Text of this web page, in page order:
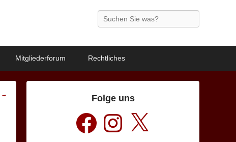
Search
Mitgliederforum Rechtliches
→ Folge uns
Facebook Instagram